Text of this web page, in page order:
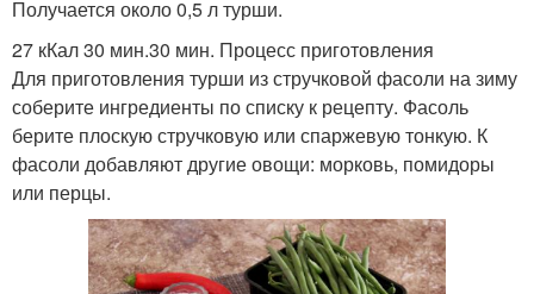
Получается около 0,5 л турши.
27 кКал 30 мин.30 мин. Процесс приготовления
Для приготовления турши из стручковой фасоли на зиму
соберите ингредиенты по списку к рецепту. Фасоль
берите плоскую стручковую или спаржевую тонкую. К
фасоли добавляют другие овощи: морковь, помидоры
или перцы.